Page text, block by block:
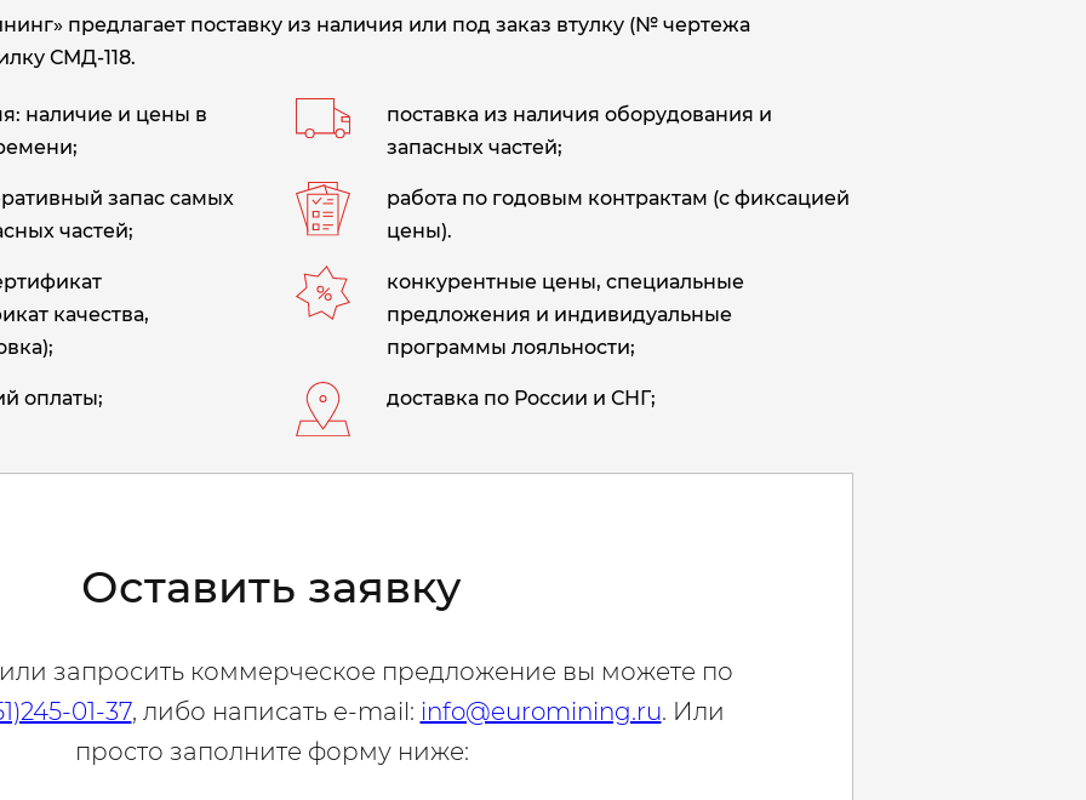
предлагает поставку из наличия или под заказ втулку (№ чертежа
СМД-118.
наличие и цены в
поставка из наличия оборудования и
запасных частей;
запас самых
частей;
работа по годовым контрактам (с фиксацией
цены).
качества,
конкурентные цены, специальные
предложения и индивидуальные
программы лояльности;
оплаты; доставка по России и СНГ;
Оставить заявку
запросить коммерческое предложение вы можете по
01-37, либо написать e-mail: info@euromining.ru. Или
просто заполните форму ниже: